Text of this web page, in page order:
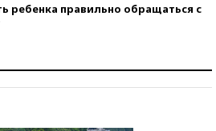
ребенка правильно обращаться с